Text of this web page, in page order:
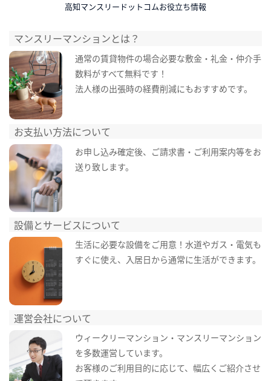
高知マンスリードットコムお役立ち情報
マンスリーマンションとは？
通常の賃貸物件の場合必要な敷金・礼金・仲介手
数料がすべて無料です！
法人様の出張時の経費削減にもおすすめです。
お支払い方法について
お申し込み確定後、ご請求書・ご利用案内等をお
送り致します。
設備とサービスについて
生活に必要な設備をご用意！水道やガス・電気も
すぐに使え、入居日から通常に生活ができます。
運営会社について
ウィークリーマンション・マンスリーマンション
を多数運営しています。
お客様のご利用目的に応じて、幅広くご紹介させ